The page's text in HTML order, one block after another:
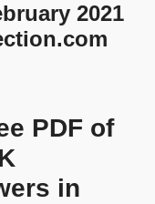
2021
PDF of
in